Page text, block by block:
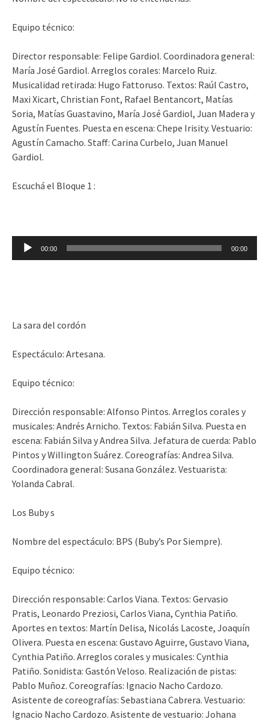
Equipo técnico:
Director responsable: Felipe Gardiol. Coordinadora general:
María José Gardiol. Arreglos corales: Marcelo Ruiz.
Musicalidad retirada: Hugo Fattoruso. Textos: Raúl Castro,
Maxi Xicart, Christian Font, Rafael Bentancort, Matías
Soria, Matías Guastavino, María José Gardiol, Juan Madera y
Agustín Fuentes. Puesta en escena: Chepe Irisity. Vestuario:
Agustín Camacho. Staff: Carina Curbelo, Juan Manuel
Gardiol.
Escuchá el Bloque 1 :
Reproductor
de
00:00 00:00
La sara del cordón
Espectáculo: Artesana.
Equipo técnico:
Dirección responsable: Alfonso Pintos. Arreglos corales y
musicales: Andrés Arnicho. Textos: Fabián Silva. Puesta en
escena: Fabián Silva y Andrea Silva. Jefatura de cuerda: Pablo
Pintos y Willington Suárez. Coreografías: Andrea Silva.
Coordinadora general: Susana González. Vestuarista:
Yolanda Cabral.
Los Buby s
Nombre del espectáculo: BPS (Buby’s Por Siempre).
Equipo técnico:
Dirección responsable: Carlos Viana. Textos: Gervasio
Pratis, Leonardo Preziosi, Carlos Viana, Cynthia Patiño.
Aportes en textos: Martín Delisa, Nicolás Lacoste, Joaquín
Olivera. Puesta en escena: Gustavo Aguirre, Gustavo Viana,
Cynthia Patiño. Arreglos corales y musicales: Cynthia
Patiño. Sonidista: Gastón Veloso. Realización de pistas:
Pablo Muñoz. Coreografías: Ignacio Nacho Cardozo.
Asistente de coreografías: Sebastiana Cabrera. Vestuario:
Ignacio Nacho Cardozo. Asistente de vestuario: Johana